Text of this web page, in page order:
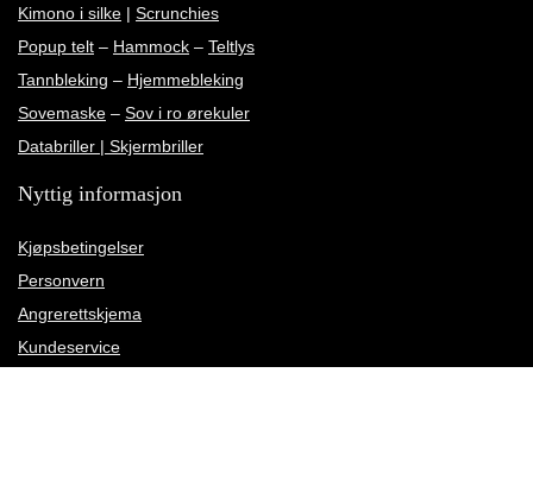
Kimono i silke | Scrunchies
Popup telt – Hammock – Teltlys
Tannbleking – Hjemmebleking
Sovemaske – Sov i ro ørekuler
Databriller | Skjermbriller
Nyttig informasjon
Kjøpsbetingelser
Personvern
Angrerettskjema
Kundeservice